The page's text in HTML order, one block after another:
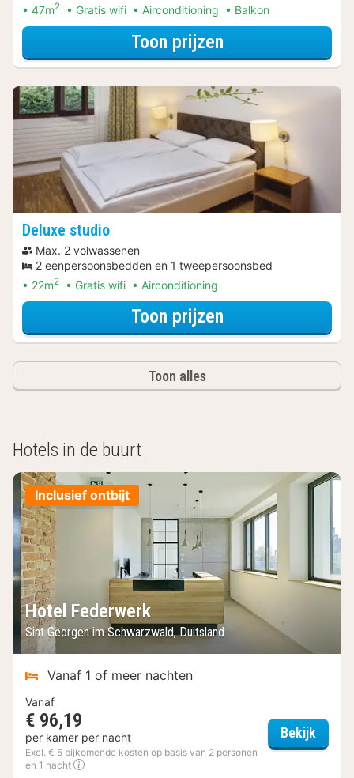
47m2 Gratis wifi Airconditioning Balkon
Toon prijzenvoor
Deluxe studio
Max. 2 volwassenen
2 eenpersoonsbedden en 1 tweepersoonsbed
22m2 Gratis wifi Airconditioning
Toon prijzenvoor Deluxe
Toon alles
Hotels in de buurt
Inclusief ontbijt
Hotel Federwerk
Sint Georgen im Schwarzwald, Duitsland
Vanaf 1 of meer nachten
Vanaf
€ 96,19
per kamer per nacht
Excl. € 5 bijkomende kosten op basis van 2 personen
en 1 nacht
Bekijk